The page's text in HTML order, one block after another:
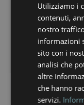
Utilizziamo i
contenuti,
nostro
informazioni
sito con i
analisi che
altre
che hanno
servizi.